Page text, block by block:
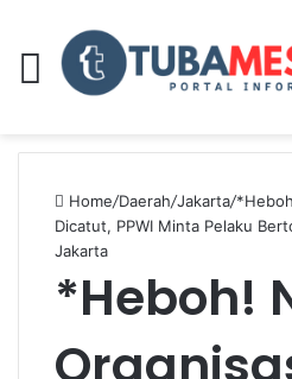
Menu
Home/Daerah/Jakarta/
Dicatut, PPWI Minta Pelaku
Jakarta
*Heboh!